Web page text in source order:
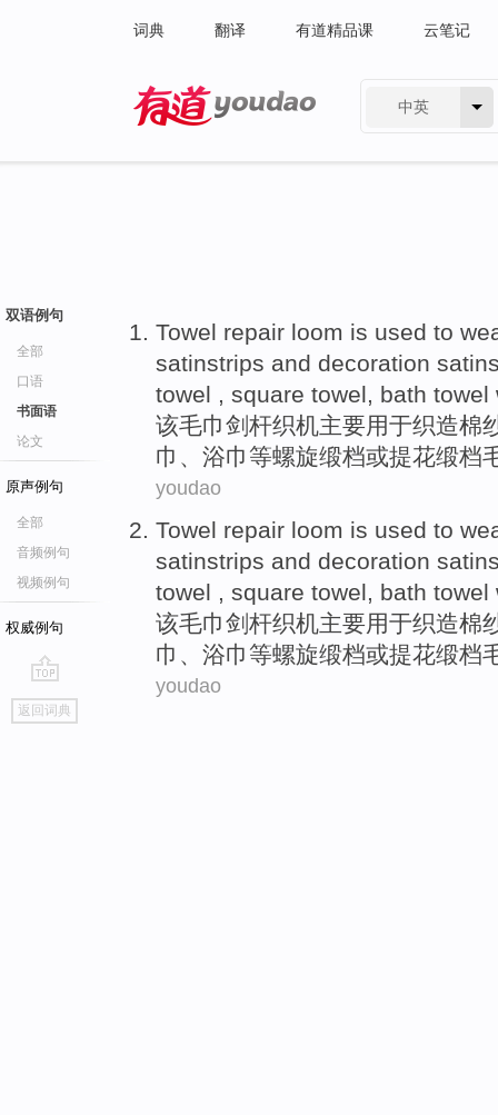
词典 翻译 有道精品课 云笔记
中英
双语例句
全部
口语
书面语
论文
原声例句
全部
音频例句
视频例句
权威例句
go
top
返回词典
Towel repair loom is used to
satinstrips and decoration
towel , square towel, bath towel
该毛巾剑杆织机主要用于织造棉
巾、 浴巾等螺旋缎档或提花缎档
youdao
Towel repair loom is used to
satinstrips and decoration
towel , square towel, bath towel
该毛巾剑杆织机主要用于织造棉
巾、 浴巾等螺旋缎档或提花缎档
youdao